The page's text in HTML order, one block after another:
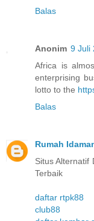
Balas
Anonim 9 Juli
Africa is
enterprising
lotto to the
Balas
Rumah
Situs Alternatif
Terbaik
daftar rtpk88
club88